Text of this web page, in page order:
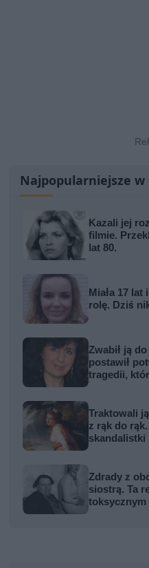
Najpopularniejsze
Kazali jej
filmie.
lat 80.
Miała 17 lat
rolę. Dziś
Zwabił ją
postawił
tragedii,
Traktowali
z rąk do
skandalistki
Zdrady z
siostrą. Ta